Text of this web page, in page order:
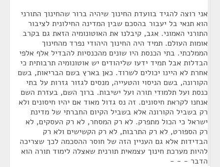
אני רוצה להגיד בוועדת החינוך שיהיה ברור שהחינוך התורני
הוא תנאי בל יעבור בהסכם שבין המדינה החילונית לציבור
התורני האמוני. אגב, קיבלנו את האוטונומיה הזאת גם בקרב
אומות העולם. תמיד היה החינוך היהודי נפרד מהחינוך
הממלכתי. בתי הכנסת היו שונים מהכנסיות להבדיל אלף אלפי
הבדלות אבל תמיד ידעו שליהודים יש אוטונומיה תרבותית כי
אחרת לא היינו יכולים לשרוד. כאן בארץ בשם הבריאות, בשם
הקורונה, בשם הניסוי והטעייה, מנסים לגזור גזרות על בתי
כנסת ועל תלמודי תורה ועל ישיבות. ברוך השם, בעזרת השם
אנחנו לקראת חיסונים. זה נס גדול מאוד אם יהיו חיסונים ולא
רק בשביל הקורונה אלא בשביל הקיום החברתי של מדינת
ישראל כי הכול מתפרק. לא רק המסחר, לא רק העסקים, לא
רק הספורט, לא רק התרבות, לא רק הקשישים ולא רק
הבדידות אלא גם העניין הזה של חוסר ההסכמה לכך שצריכה
להיות מערכת חינוך עצמאית תורנית שאצלה לימוד תורה הוא
הדבר - - -